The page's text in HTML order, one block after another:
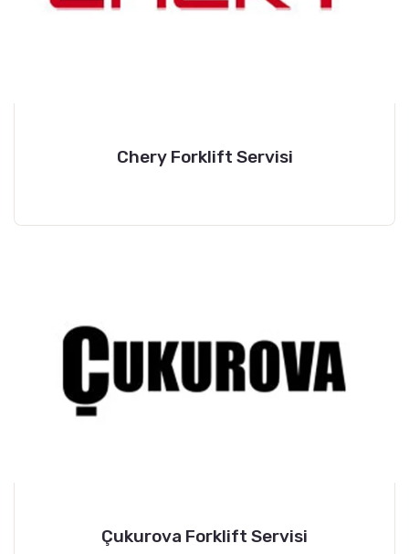
Chery Forklift Servisi
Çukurova Forklift Servisi